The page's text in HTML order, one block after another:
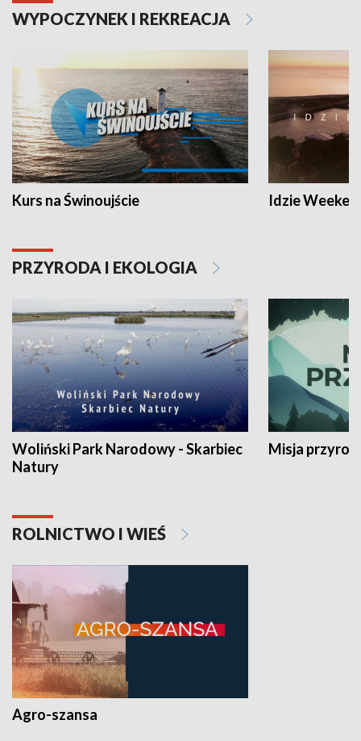
WYPOCZYNEK I REKREACJA
Kurs na Świnoujście Idzie
PRZYRODA I EKOLOGIA
Woliński Park Narodowy - Skarbiec
Natury
Misja
ROLNICTWO I WIEŚ
Agro-szansa